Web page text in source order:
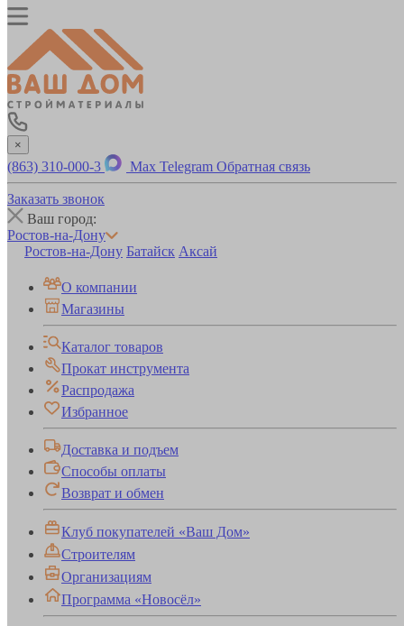
×
(863) 310-000-3 Max Telegram Обратная связь
Заказать звонок
Ваш город:
Ростов-на-Дону
Ростов-на-Дону Батайск Аксай
О компании
Магазины
Каталог товаров
Прокат инструмента
Распродажа
Избранное
Доставка и подъем
Способы оплаты
Возврат и обмен
Клуб покупателей «Ваш Дом»
Строителям
Организациям
Программа «Новосёл»